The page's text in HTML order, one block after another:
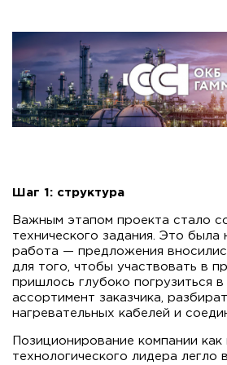
Шаг 1: структура
Важным этапом проекта стало
технического задания. Это была
работа — предложения
для того, чтобы участвовать в
пришлось глубоко погрузиться в
ассортимент заказчика,
нагревательных кабелей и
Позиционирование компании
технологического лидера легло